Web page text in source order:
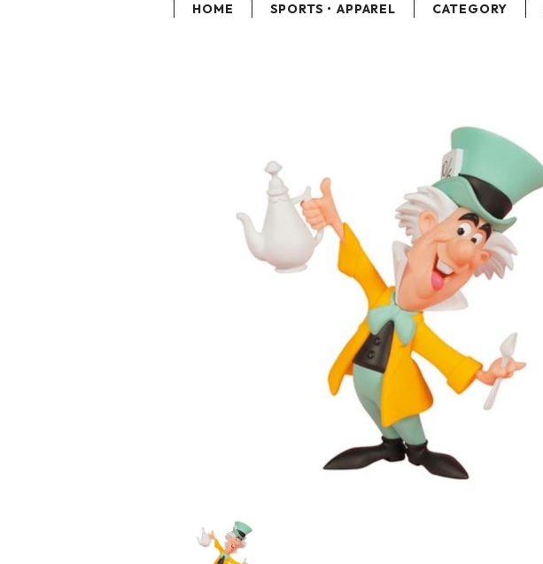
HOME SPORTS・APPAREL CATEGORY